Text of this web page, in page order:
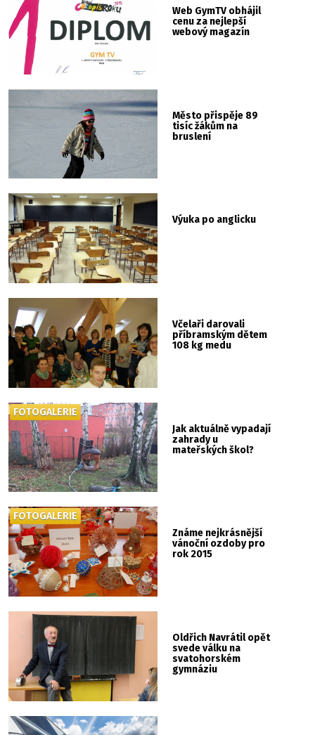
Web GymTV obhájil
cenu za nejlepší
webový magazín
Město přispěje 89
tisíc žákům na
bruslení
Výuka po anglicku
Včelaři darovali
příbramským dětem
108 kg medu
Jak aktuálně vypadají
zahrady u
mateřských škol?
FOTOGALERIE
Známe nejkrásnější
vánoční ozdoby pro
rok 2015
FOTOGALERIE
Oldřich Navrátil opět
svede válku na
svatohorském
gymnáziu